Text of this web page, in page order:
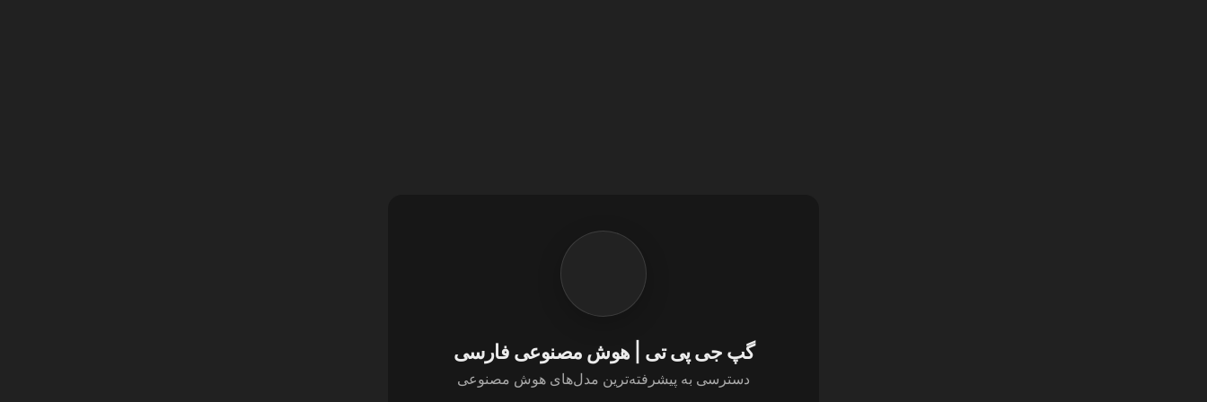
گپ جی پی تی | هوش مصنوعی فارسی
دسترسی به پیشرفته‌ترین مدل‌های هوش مصنوعی